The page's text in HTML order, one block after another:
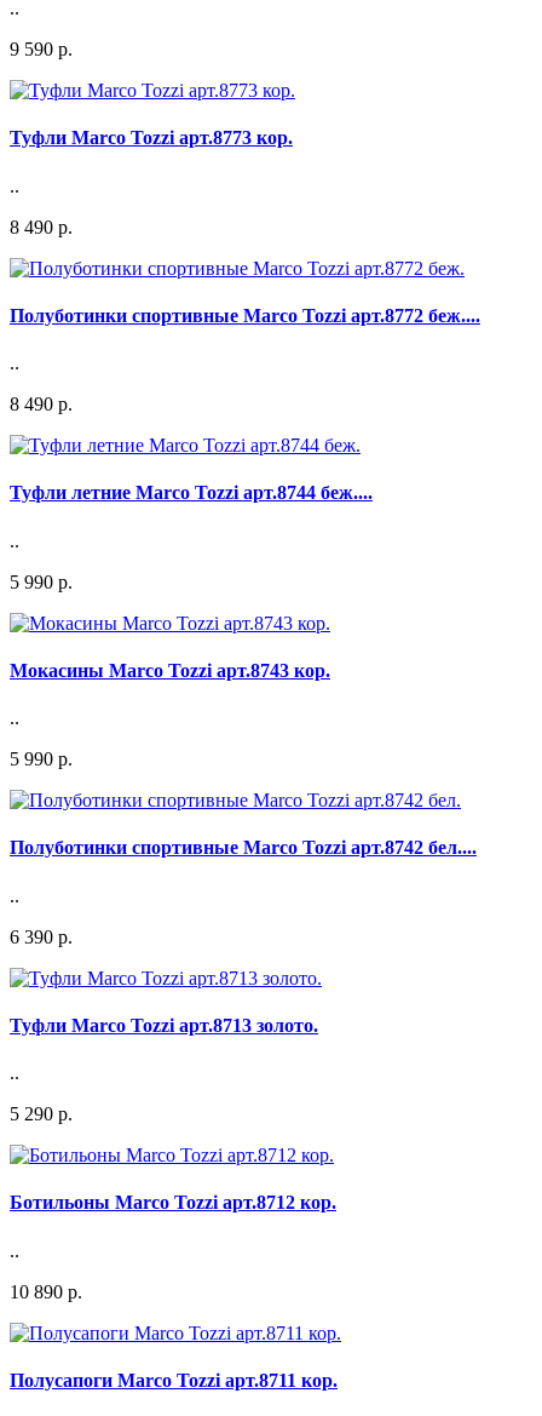
..
9 590 р.
Туфли Marco Tozzi арт.8773 кор.
..
8 490 р.
Полуботинки спортивные Marco Tozzi арт.8772 беж....
..
8 490 р.
Туфли летние Marco Tozzi арт.8744 беж....
..
5 990 р.
Мокасины Marco Tozzi арт.8743 кор.
..
5 990 р.
Полуботинки спортивные Marco Tozzi арт.8742 бел....
..
6 390 р.
Туфли Marco Tozzi арт.8713 золото.
..
5 290 р.
Ботильоны Marco Tozzi арт.8712 кор.
..
10 890 р.
Полусапоги Marco Tozzi арт.8711 кор.